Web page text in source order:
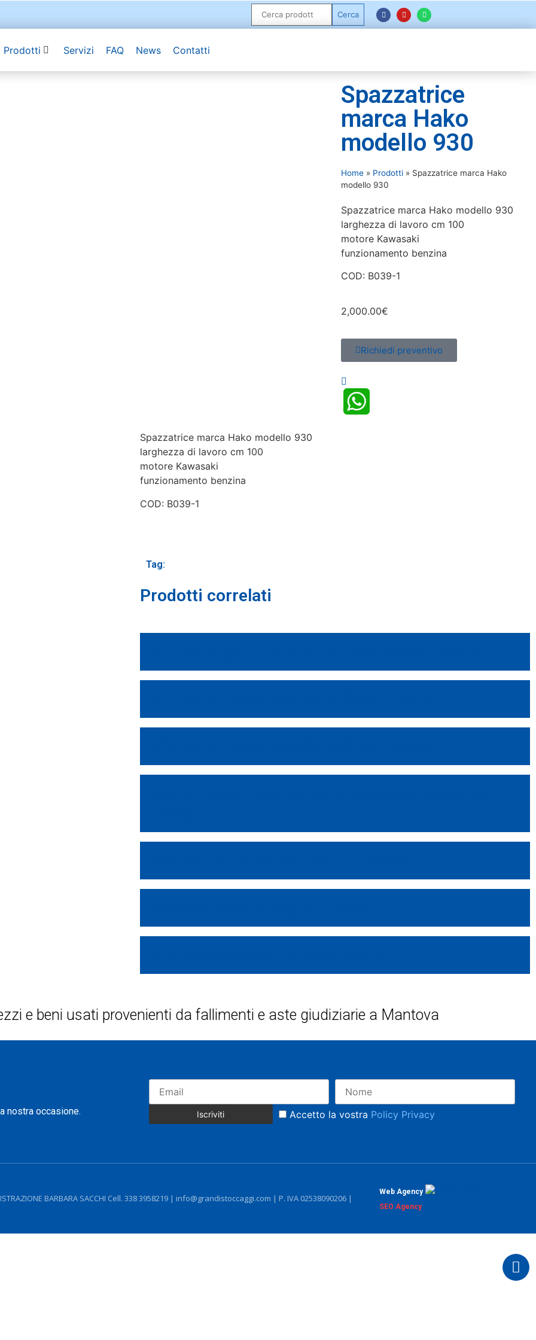
Cerca
Prodotti Servizi FAQ News Contatti
Spazzatrice
marca Hako
modello 930
Home » Prodotti » Spazzatrice marca Hako
modello 930
Spazzatrice marca Hako modello 930
larghezza di lavoro cm 100
motore Kawasaki
funzionamento benzina
COD: B039-1
2,000.00€
Richiedi preventivo
Spazzatrice marca Hako modello 930
larghezza di lavoro cm 100
motore Kawasaki
funzionamento benzina
COD: B039-1
Tag:
Prodotti correlati
e beni usati provenienti da fallimenti e aste giudiziarie a Mantova
nostra occasione. Accetto la vostra Policy Privacy
BARBARA SACCHI Cell. 338 3958219 | info@grandistoccaggi.com | P. IVA 02538090206 |
Web Agency
SEO Agency